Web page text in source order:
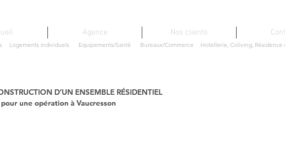
Agence Nos clients
Logements individuels Equipements/Santé Bureaux/Commerce Hotellerie, Coliving, Résidence
D’UN ENSEMBLE RÉSIDENTIEL
une opération à Vaucresson
D’UN ENSEMBLE RÉSIDENTIEL
une opération à Vaucresson